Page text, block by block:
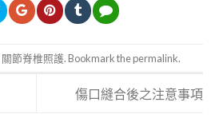
關節脊椎照護. Bookmark thepermalink.
傷口縫合後之注意事項